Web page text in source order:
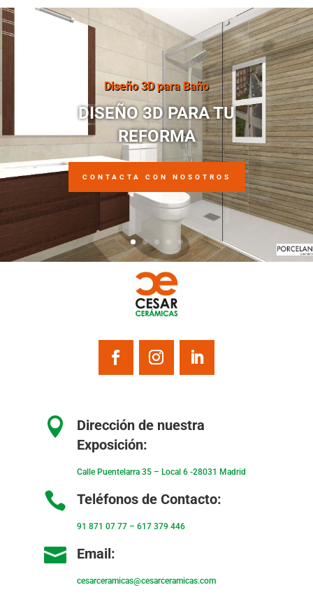
Diseño 3D para Baño
DISEÑO 3D PARA TU
REFORMA
CONTACTA CON NOSOTROS

Dirección de nuestra
Exposición:
Calle Puentelarra 35 – Local 6 -28031 Madrid
 Teléfonos de Contacto:
91 871 07 77– 617 379 446
 Email:
cesarceramicas@cesarceramicas.com